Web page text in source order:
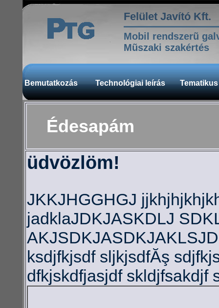
Felület Javító Kft.
Mobil rendszerũ
Mũszaki szakértés
Bemutatkozás Technológiai leírás
Édesapám
üdvözlöm!
JKKJHGGHGJ
jadklaJDKJASKDLJ
ksdjfkjsdf sljkjsdfĂş
dfkjskdfjasjdf skldjfsakdjf